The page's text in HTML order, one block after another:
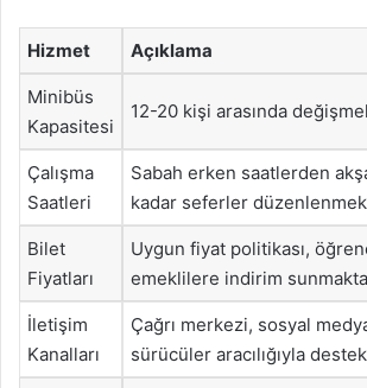
Hizmet Açıklama
Minibüs
Kapasitesi
12-20 kişi arasında
Çalışma
Saatleri
Sabah erken saatlerden
kadar seferler
Bilet
Fiyatları
Uygun fiyat politikası,
emeklilere indirim
İletişim
Kanalları
Çağrı merkezi, sosyal
sürücüler aracılığıyla